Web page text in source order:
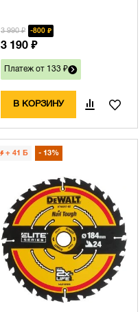
3 990 ₽ 800 ₽
3 190 ₽
Платеж от 133 ₽
В КОРЗИНУ
+ 41 Б 13%